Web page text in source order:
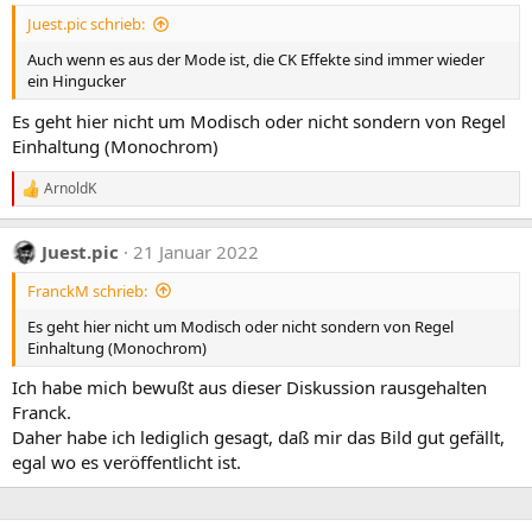
Juest.pic schrieb:
Auch wenn es aus der Mode ist, die CK Effekte sind immer wieder
ein Hingucker
Es geht hier nicht um Modisch oder nicht sondern von Regel
Einhaltung (Monochrom)
R
e
a
k
t
n
:
ArnoldK
Juest.pic 21 Januar 2022
FranckM schrieb:
Es geht hier nicht um Modisch oder nicht sondern von Regel
Einhaltung (Monochrom)
Ich habe mich bewußt aus dieser Diskussion rausgehalten
Franck.
Daher habe ich lediglich gesagt, daß mir das Bild gut gefällt,
egal wo es veröffentlicht ist.